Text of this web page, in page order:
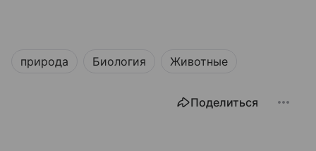
природа Биология Животные
Поделиться